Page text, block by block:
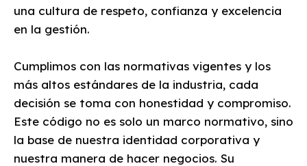
una cultura de respeto, confianza y excelencia
en la gestión.
Cumplimos con las normativas vigentes y los
más altos estándares de la industria, cada
decisión se toma con honestidad y compromiso.
Este código no es solo un marco normativo, sino
la base de nuestra identidad corporativa y
nuestra manera de hacer negocios. Su